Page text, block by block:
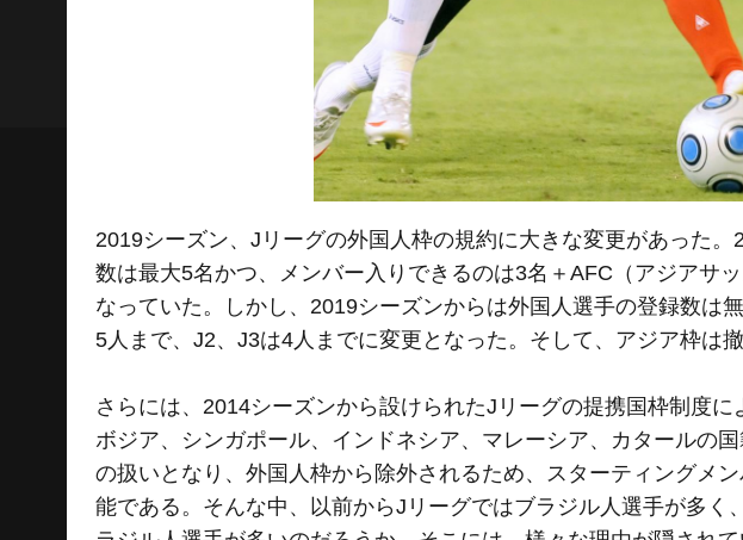
2019シーズン、Jリーグの外国人枠の規約に大きな変更があった
数は最大5名かつ、メンバー入りできるのは3名＋AFC（アジアサ
なっていた。しかし、2019シーズンからは外国人選手の登録数は
5人まで、J2、J3は4人までに変更となった。そして、アジア枠は撤
さらには、2014シーズンから設けられたJリーグの提携国枠制度
ボジア、シンガポール、インドネシア、マレーシア、カタールの
の扱いとなり、外国人枠から除外されるため、スターティングメ
能である。そんな中、以前からJリーグではブラジル人選手が多く